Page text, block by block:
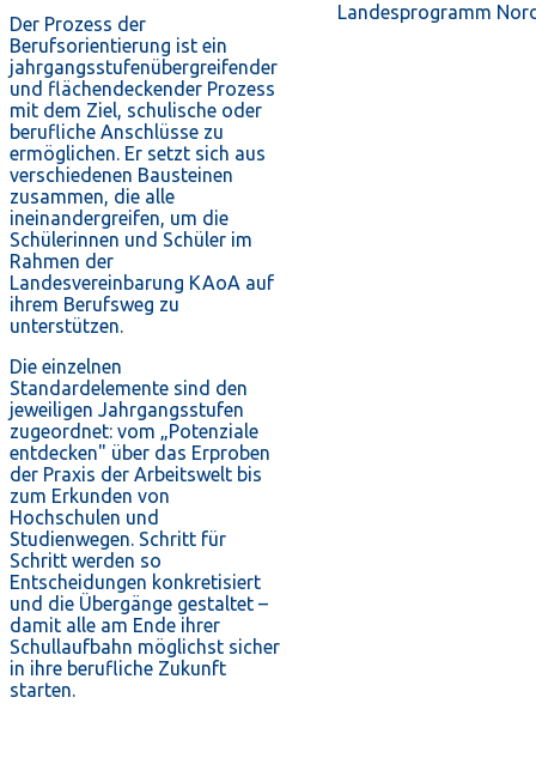
Der Prozess der
Berufsorientierung ist ein
jahrgangsstufenübergreifender
und flächendeckender Prozess
mit dem Ziel, schulische oder
berufliche Anschlüsse zu
ermöglichen. Er setzt sich aus
verschiedenen Bausteinen
zusammen, die alle
ineinandergreifen, um die
Schülerinnen und Schüler im
Rahmen der
Landesvereinbarung KAoA auf
ihrem Berufsweg zu
unterstützen.
Die einzelnen
Standardelemente sind den
jeweiligen Jahrgangsstufen
zugeordnet: vom „Potenziale
entdecken" über das Erproben
der Praxis der Arbeitswelt bis
zum Erkunden von
Hochschulen und
Studienwegen. Schritt für
Schritt werden so
Entscheidungen konkretisiert
und die Übergänge gestaltet –
damit alle am Ende ihrer
Schullaufbahn möglichst sicher
in ihre berufliche Zukunft
starten.
Landesprogramm